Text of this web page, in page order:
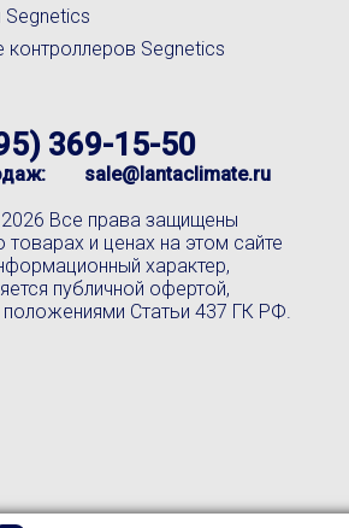
Segnetics
369-15-50
sale@lantaclimate.ru
2026 Все права защищены
и ценах на этом сайте
характер,
публичной офертой,
Статьи 437 ГК РФ.